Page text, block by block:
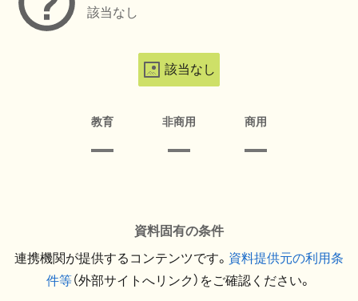
該当なし
該当なし
教育 非商用 商用
資料固有の条件
連携機関が提供するコンテンツです。 資料提供元の利用条
件等（外部サイトへリンク）をご確認ください。